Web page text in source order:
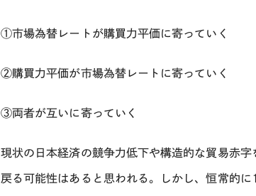
①市場為替レートが購買力平価に寄っていく
②購買力平価が市場為替レートに寄っていく
③両者が互いに寄っていく
現状の日本経済の競争力低下や構造的な貿易赤
戻る可能性はあると思われる。しかし、恒常的に 1